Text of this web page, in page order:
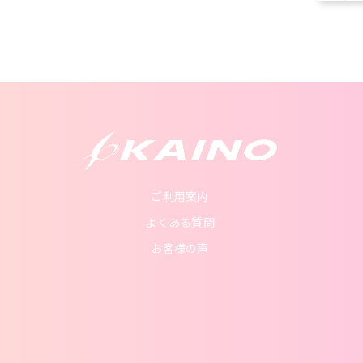
ご利用案内
よくある質問
お客様の声